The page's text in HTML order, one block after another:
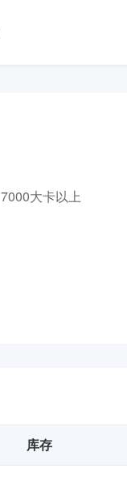
7000大卡以上
库存